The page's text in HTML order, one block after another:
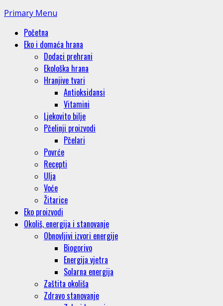
Primary Menu
Početna
Eko i domaća hrana
Dodaci prehrani
Ekološka hrana
Hranjive tvari
Antioksidansi
Vitamini
Ljekovito bilje
Pčelinji proizvodi
Pčelari
Povrće
Recepti
Ulja
Voće
Žitarice
Eko proizvodi
Okoliš, energija i stanovanje
Obnovljivi izvori energije
Biogorivo
Energija vjetra
Solarna energija
Zaštita okoliša
Zdravo stanovanje